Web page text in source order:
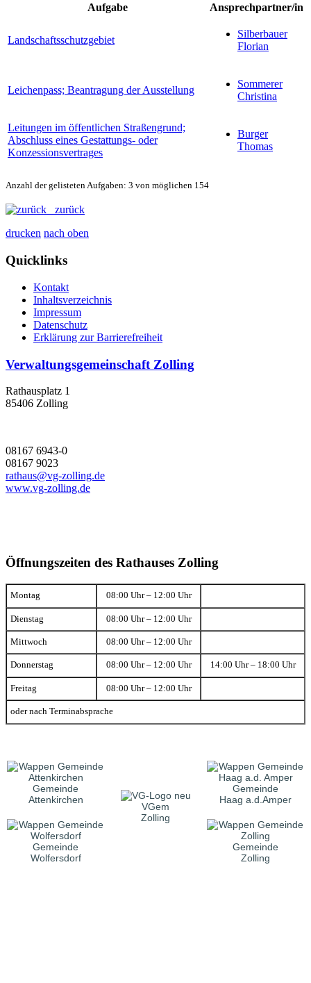
Aufgabe
Ansprechpartner/in
Landschaftsschutzgebiet
Silberbauer
Florian
Leichenpass; Beantragung der Ausstellung
Sommerer
Christina
Leitungen im öffentlichen Straßengrund;
Abschluss eines Gestattungs- oder
Konzessionsvertrages
Burger
Thomas
Anzahl der gelisteten Aufgaben: 3 von möglichen 154
zurück
drucken nach oben
Quicklinks
Kontakt
Inhaltsverzeichnis
Impressum
Datenschutz
Erklärung zur Barrierefreiheit
Verwaltungsgemeinschaft Zolling
Rathausplatz 1
85406 Zolling
08167 6943-0
08167 9023
rathaus@vg-zolling.de
www.vg-zolling.de
Öffnungszeiten des Rathauses Zolling
Montag 08:00 Uhr – 12:00 Uhr
Dienstag 08:00 Uhr – 12:00 Uhr
Mittwoch 08:00 Uhr – 12:00 Uhr
Donnerstag 08:00 Uhr – 12:00 Uhr 14:00 Uhr – 18:00 Uhr
Freitag 08:00 Uhr – 12:00 Uhr
oder nach Terminabsprache
Gemeinde
Attenkirchen
VGem
Zolling
Gemeinde
Haag a.d.Amper
Gemeinde
Wolfersdorf
Gemeinde
Zolling